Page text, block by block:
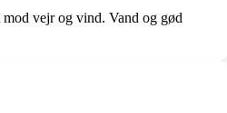
mod vejr og vind. Vand og gød